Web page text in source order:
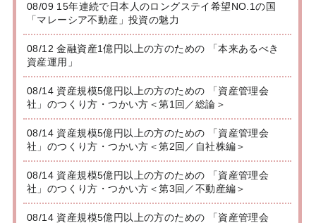
08/09 15年連続で日本人のロングステイ希望NO.1の国
「マレーシア不動産」投資の魅力
08/12 金融資産1億円以上の方のための 「本来あるべき
資産運用」
08/14 資産規模5億円以上の方のための 「資産管理会
社」のつくり方・つかい方＜第1回／総論＞
08/14 資産規模5億円以上の方のための 「資産管理会
社」のつくり方・つかい方＜第2回／自社株編＞
08/14 資産規模5億円以上の方のための 「資産管理会
社」のつくり方・つかい方＜第3回／不動産編＞
08/14 資産規模5億円以上の方のための 「資産管理会